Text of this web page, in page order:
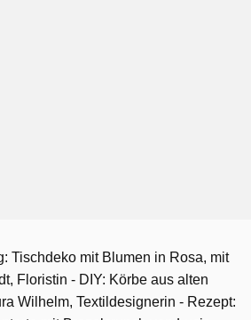
Tischdeko mit Blumen in Rosa, mit
Floristin - DIY: Körbe aus alten
Wilhelm, Textildesignerin - Rezept: